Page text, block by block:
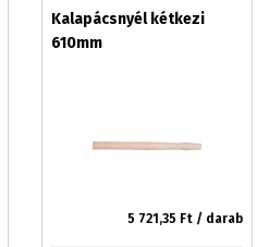
Kalapácsnyél kétkezi
610mm
5 721,35 Ft / darab